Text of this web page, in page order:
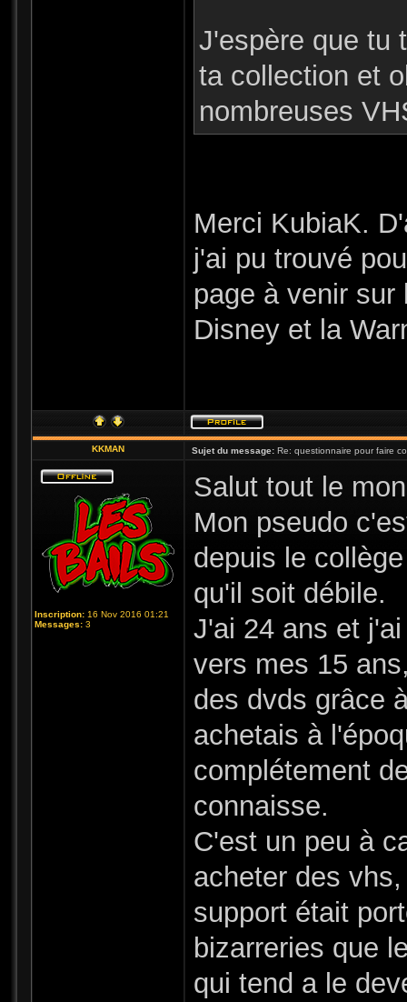
J'espère que tu
ta collection et
nombreuses
Merci KubiaK.
j'ai pu trouvé
page à venir
Disney et la
KKMAN Sujet du message: Re: questionnaire pour faire
Inscription: 16 Nov 2016 01:21
Messages: 3
Salut tout le
Mon pseudo
depuis le
qu'il soit débile.
J'ai 24 ans et
vers mes 15
des dvds grâce
achetais à
complétement
connaisse.
C'est un peu à
acheter des
support était
bizarreries que
qui tend a le